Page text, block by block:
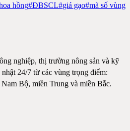
hồng#ĐBSCL#giá gạo#mã số vùng
nghiệp, thị trường nông sản và kỹ
24/7 từ các vùng trọng điểm:
Bộ, miền Trung và miền Bắc.